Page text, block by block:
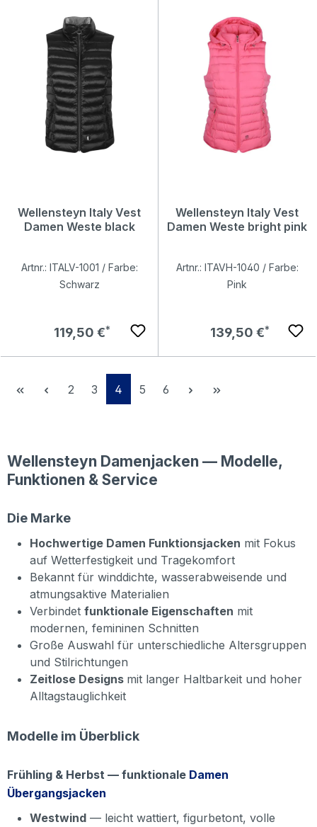
Wellensteyn Italy Vest
Damen Weste black
Artnr.: ITALV-1001 / Farbe:
Schwarz
Regulärer Preis:
119,50 €
Wellensteyn Italy Vest
Damen Weste bright pink
Artnr.: ITAVH-1040 / Farbe:
Pink
Regulärer Preis:
139,50 €
Seite
2 Seite
3 Seite
4 Seite
5 Seite
6
Wellensteyn Damenjacken — Modelle,
Funktionen & Service
Die Marke
Hochwertige Damen Funktionsjacken mit Fokus
auf Wetterfestigkeit und Tragekomfort
Bekannt für winddichte, wasserabweisende und
atmungsaktive Materialien
Verbindet funktionale Eigenschaften mit
modernen, femininen Schnitten
Große Auswahl für unterschiedliche Altersgruppen
und Stilrichtungen
Zeitlose Designs mit langer Haltbarkeit und hoher
Alltagstauglichkeit
Modelle im Überblick
Frühling & Herbst — funktionale Damen
Übergangsjacken
Westwind — leicht wattiert, figurbetont, volle